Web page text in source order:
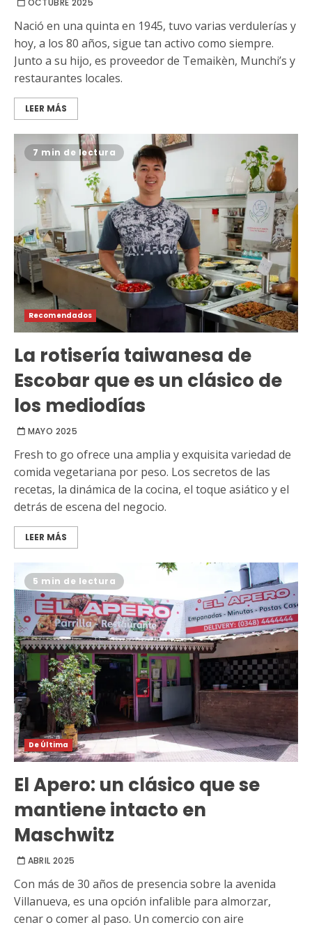
Nació en una quinta en 1945, tuvo varias verdulerías y
hoy, a los 80 años, sigue tan activo como siempre.
Junto a su hijo, es proveedor de Temaikèn, Munchi’s y
restaurantes locales.
LEER MÁS
7 min de lectura
Recomendados
La rotisería taiwanesa de
Escobar que es un clásico de
los mediodías
MAYO 2025
Fresh to go ofrece una amplia y exquisita variedad de
comida vegetariana por peso. Los secretos de las
recetas, la dinámica de la cocina, el toque asiático y el
detrás de escena del negocio.
LEER MÁS
5 min de lectura
De Última
El Apero: un clásico que se
mantiene intacto en
Maschwitz
ABRIL 2025
Con más de 30 años de presencia sobre la avenida
Villanueva, es una opción infalible para almorzar,
cenar o comer al paso. Un comercio con aire